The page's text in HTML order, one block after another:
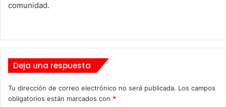
comunidad.
Deja una respuesta
Tu dirección de correo electrónico no será publicada. Los campos
obligatorios están marcados con *